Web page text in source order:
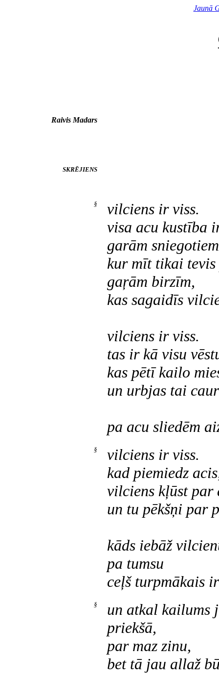
Jaunā
Raivis Madars
SKRĒJIENS
§
vilciens ir viss.
visa acu kustība
garām
kur mīt tikai tevis
gaŗām birzīm,
kas sagaidīs
vilciens ir viss.
tas ir kā visu
kas pētī kailo
un urbjas tai
pa acu sliedēm
§
vilciens ir viss.
kad piemiedz
vilciens kļūst par
un tu pēkšņi par
kāds iebāž
pa tumsu
ceļš turpmākais
§
un atkal kailums
priekšā,
par maz zinu,
bet tā jau allaž